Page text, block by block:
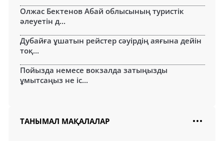
Олжас Бектенов Абай облысының туристік
әлеуетін д...
Дубайға ұшатын рейстер сәуірдің аяғына дейін
тоқ...
Пойызда немесе вокзалда затыңызды
ұмытсаңыз не іс...
ТАНЫМАЛ МАҚАЛАЛАР